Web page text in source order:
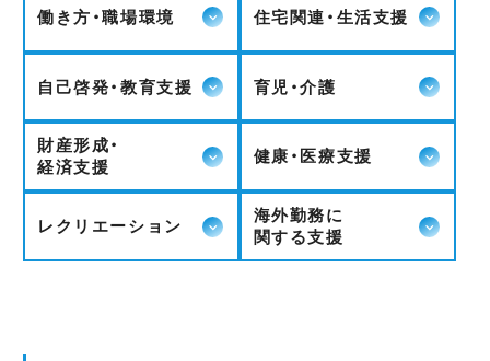
働き方・職場環境 住宅関連・生活支援
自己啓発・教育支援 育児・介護
財産形成・
経済支援
健康・医療支援
レクリエーション
海外勤務に
関する支援